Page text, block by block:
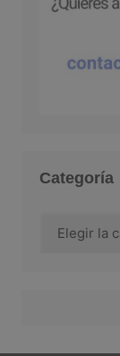
Categoría